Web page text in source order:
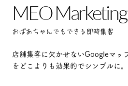
​MEO Marketing
​おばあちゃんでもできる即時集客
店舗集客に欠かせないGoogleマッ
​をどこよりも効果的でシンプルに。